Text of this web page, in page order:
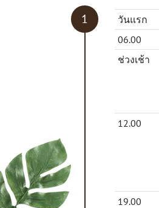
วันแรก
06.00
ช่วงเช้า
12.00
19.00